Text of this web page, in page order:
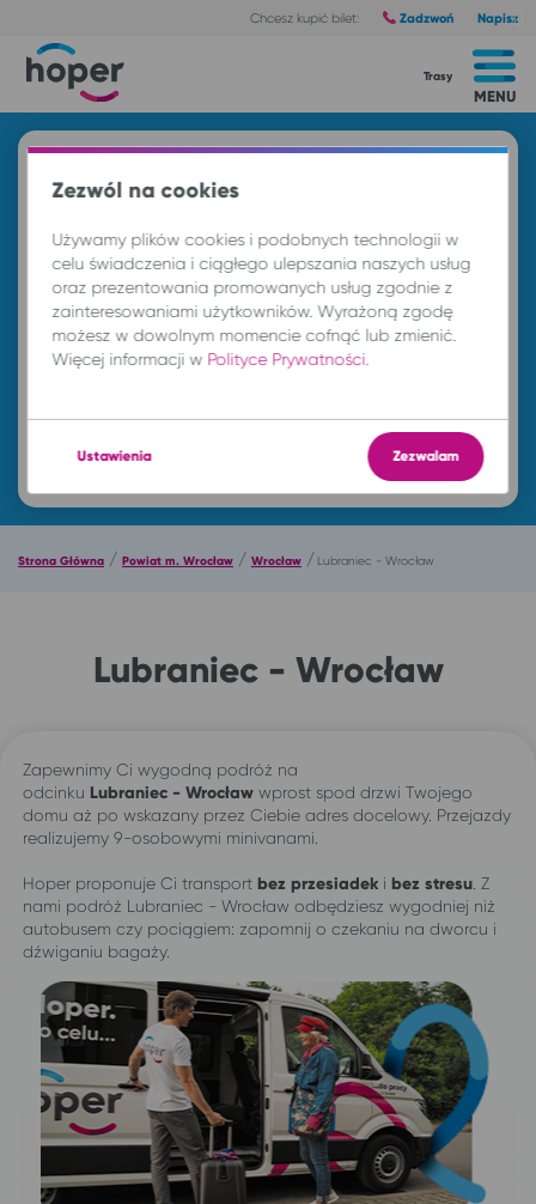
Chcesz kupić bilet: Zadzwoń Napisz
MENU
Trasy
Strona Główna / Powiat m. Wrocław / Wrocław /Lubraniec - Wrocław
Lubraniec - Wrocław
Zapewnimy Ci wygodną podróż na
odcinku Lubraniec - Wrocław wprost spod drzwi Twojego
domu aż po wskazany przez Ciebie adres docelowy. Przejazdy
realizujemy 9-osobowymi minivanami.
Hoper proponuje Ci transport bez przesiadek i bez stresu . Z
nami podróż Lubraniec - Wrocław odbędziesz wygodniej niż
autobusem czy pociągiem: zapomnij o czekaniu na dworcu i
dźwiganiu bagaży.
Zezwól na cookies
Używamy plików cookies i podobnych technologii w
celu świadczenia i ciągłego ulepszania naszych usług
oraz prezentowania promowanych usług zgodnie z
zainteresowaniami użytkowników. Wyrażoną zgodę
możesz w dowolnym momencie cofnąć lub zmienić.
Więcej informacji w Polityce Prywatności
Ustawienia Zezwalam